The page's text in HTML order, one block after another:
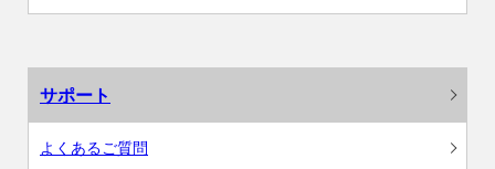
サポート
よくあるご質問